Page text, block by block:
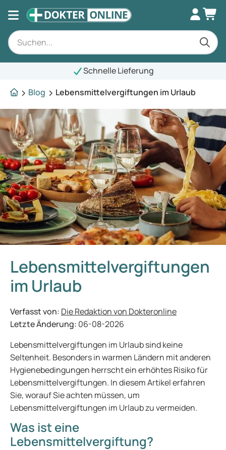
Schnelle Lieferung
Blog
Lebensmittelvergiftungen im Urlaub
Lebensmittelvergiftungen
im Urlaub
Verfasst von: Die Redaktion von Dokteronline
Letzte Änderung: 06-08-2026
Lebensmittelvergiftungen im Urlaub sind keine
Seltenheit. Besonders in warmen Ländern mit anderen
Hygienebedingungen herrscht ein erhöhtes Risiko für
Lebensmittelvergiftungen. In diesem Artikel erfahren
Sie, worauf Sie achten müssen, um
Lebensmittelvergiftungen im Urlaub zu vermeiden.
Was ist eine
Lebensmittelvergiftung?